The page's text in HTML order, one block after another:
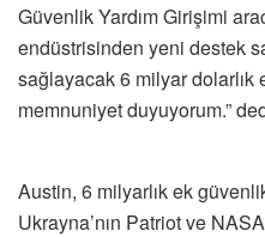
Güvenlik Yardım Girişimi
endüstrisinden yeni destek
sağlayacak 6 milyar dolarlık
memnuniyet duyuyorum.”
Austin, 6 milyarlık ek
Ukrayna’nın Patriot ve